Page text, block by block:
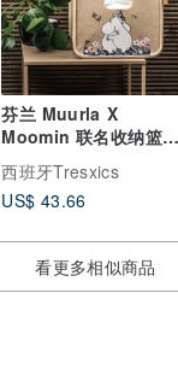
芬兰 Muurla X
Moomin 联名收纳篮
(S/拥抱)
西班牙Tresxics
US$ 43.66
看更多相似商品